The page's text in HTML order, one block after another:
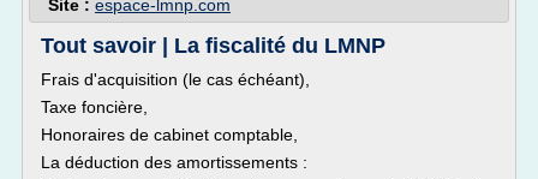
Site : espace-lmnp.com
Tout savoir | La fiscalité du LMNP
Frais d'acquisition (le cas échéant),
Taxe foncière,
Honoraires de cabinet comptable,
La déduction des amortissements :